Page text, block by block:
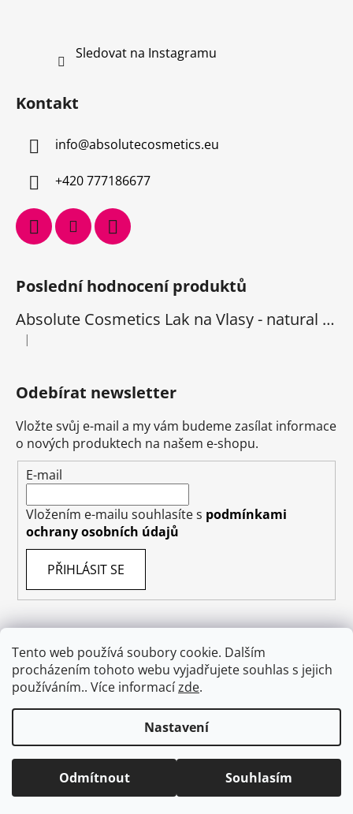
Tento web používá soubory cookie. Dalším
procházením tohoto webu vyjadřujete souhlas s jejich
používáním.. Více informacízde.
Nastavení
Odmítnout Souhlasím
Sledovat na Instagramu
Kontakt
info@absolutecosmetics.eu
+420 777186677
Poslední hodnocení produktů
Absolute Cosmetics Lak na Vlasy - natural 1000 ml
Hodnocení produktu je 5 z 5 hvězdiček.
|
Odebírat newsletter
Vložte svůj e-mail a my vám budeme zasílat informace
o nových produktech na našem e-shopu.
E-mail
Vložením e-mailu souhlasíte s podmínkami
ochrany osobních údajů
PŘIHLÁSIT SE
Obchodní podmínky Doprava Napište nám
Ochrana osobních údajů GDPR
Odstoupení od smlouvy
Vytvořil Shoptet
Copyright 2026absolutecosmetics.eu. Všechna
práva vyhrazena.Upravit nastavení cookies